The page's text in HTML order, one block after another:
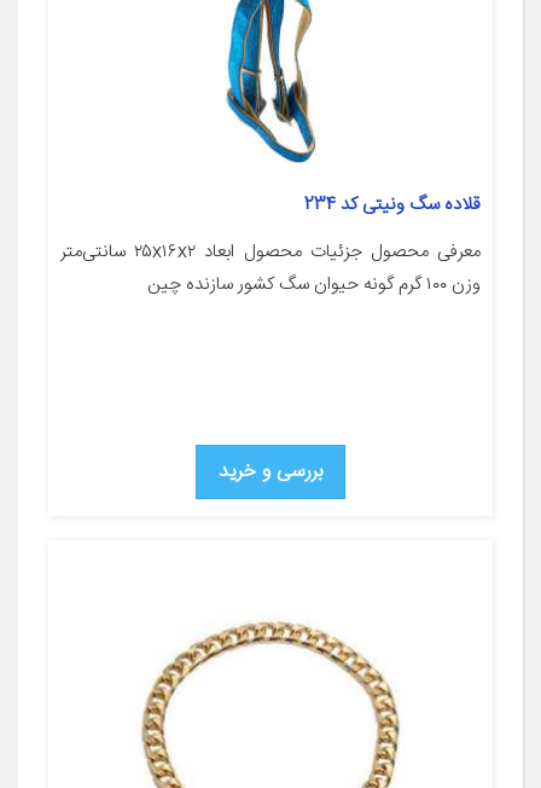
قلاده سگ ونیتی کد 234
معرفی محصول جزئیات محصول ابعاد ۲۵x۱۶x۲ سانتی‌متر
وزن ۱۰۰ گرم گونه حیوان سگ کشور سازنده چین
بررسی و خرید